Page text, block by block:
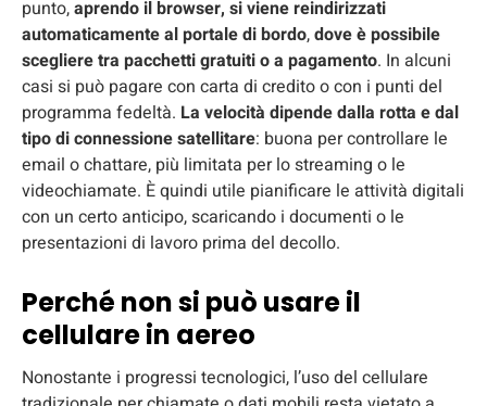
punto,aprendo il browser, si viene reindirizzati
automaticamente al portale di bordo,dove è possibile
scegliere tra pacchetti gratuiti o a pagamento. In alcuni
casi si può pagare con carta di credito o con i punti del
programma fedeltà. La velocità dipende dalla rotta e dal
tipo di connessione satellitare: buona per controllare le
email o chattare, più limitata per lo streaming o le
videochiamate. È quindi utile pianificare le attività digitali
con un certo anticipo, scaricando i documenti o le
presentazioni di lavoro prima del decollo.
Perché non si può usare il
cellulare in aereo
Nonostante i progressi tecnologici, l’uso del cellulare